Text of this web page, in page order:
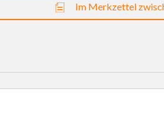
Im Merkzettel